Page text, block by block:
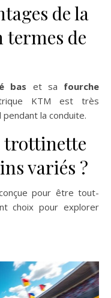
de la
de
bas et sa fourche
KTM est très
la conduite.
trottinette
variés ?
pour être tout-
choix pour explorer